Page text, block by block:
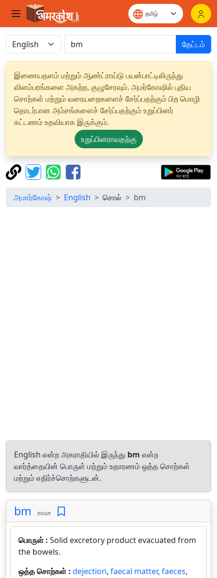
தேட்டம்
இணையதளம் மற்றும் ஆண்ட்ராய்டு பயன்பாட்டிலிருந்து
விளம்பரங்களை அகற்ற, குழுசேரவும். அமர்கோஷில் புதிய
சொற்கள் மற்றும் வரையறைகளைச் சேர்ப்பதற்கும் பிற மொழி
தொடர்பான அம்சங்களைச் சேர்ப்பதற்கும் உறுப்பினர்
கட்டணம் உதவியாக இருக்கும்.
உறுப்பினராவதற்கு
அமார்கோஷ் English சொல் bm
English என்ற அகராதியில் இருந்து bm என்ற
வார்த்தையின் பொருள் மற்றும் உதாரணம் ஒத்த சொற்கள்
மற்றும் எதிர்ச்சொற்களுடன்.
bm noun
பொருள் : Solid excretory product evacuated from
the bowels.
ஒத்த சொற்கள் : dejection, faecal matter, faeces,